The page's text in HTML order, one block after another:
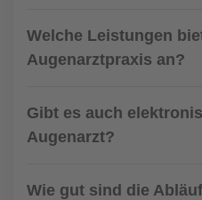
Welche Leistungen
Augenarztpraxis an?
Gibt es auch
Augenarzt?
Wie gut sind die